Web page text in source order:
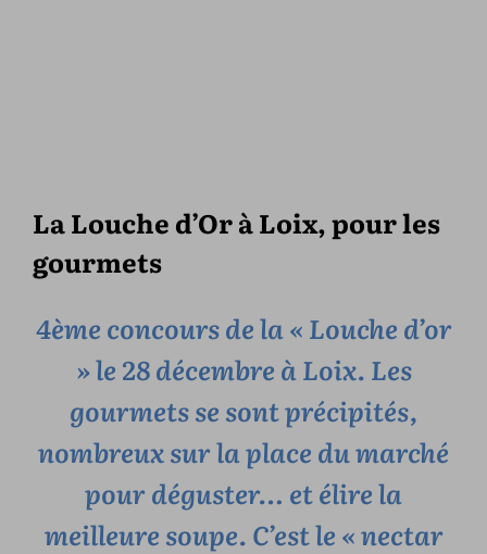
La Louche d’Or à Loix, pour les
gourmets
4ème concours de la « Louche d’or
» le 28 décembre à Loix. Les
gourmets se sont précipités,
nombreux sur la place du marché
pour déguster… et élire la
meilleure soupe. C’est le « nectar